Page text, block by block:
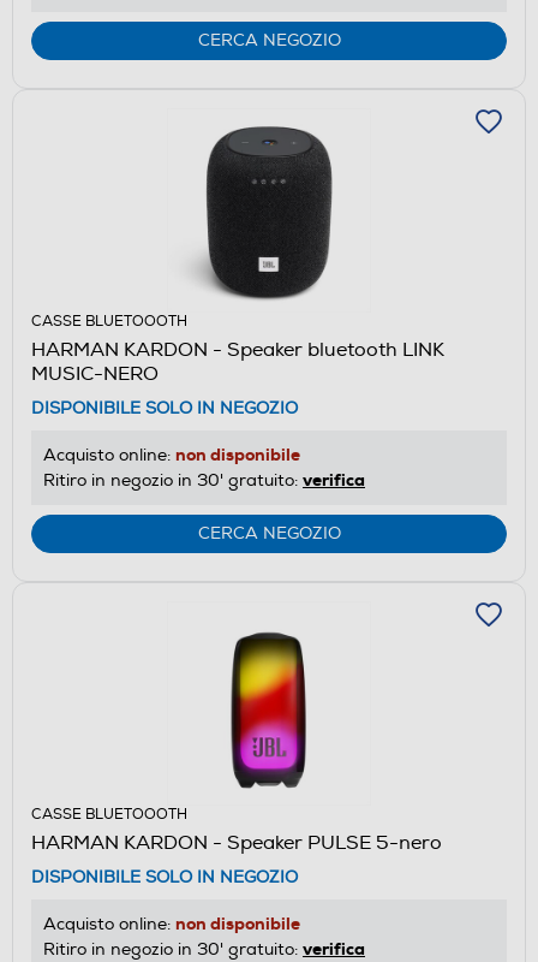
CERCA NEGOZIO
CASSE BLUETOOOTH
HARMAN KARDON - Speaker bluetooth LINK
MUSIC-NERO
DISPONIBILE SOLO IN NEGOZIO
Acquisto online: non disponibile
Ritiro in negozio in 30' gratuito: verifica
CERCA NEGOZIO
CASSE BLUETOOOTH
HARMAN KARDON - Speaker PULSE 5-nero
DISPONIBILE SOLO IN NEGOZIO
Acquisto online: non disponibile
Ritiro in negozio in 30' gratuito: verifica